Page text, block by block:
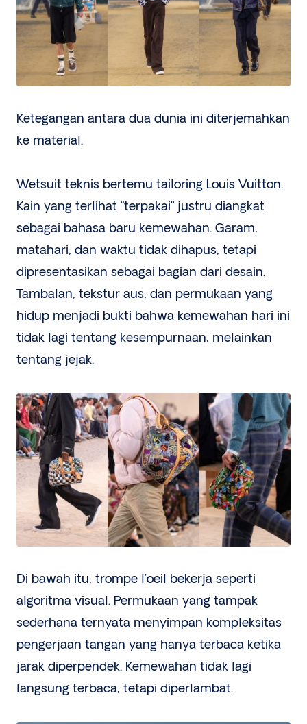
Ketegangan antara dua dunia ini diterjemahkan
ke material.
Wetsuit teknis bertemu tailoring Louis Vuitton.
Kain yang terlihat “terpakai” justru diangkat
sebagai bahasa baru kemewahan. Garam,
matahari, dan waktu tidak dihapus, tetapi
dipresentasikan sebagai bagian dari desain.
Tambalan, tekstur aus, dan permukaan yang
hidup menjadi bukti bahwa kemewahan hari ini
tidak lagi tentang kesempurnaan, melainkan
tentang jejak.
Di bawah itu, trompe l’oeil bekerja seperti
algoritma visual. Permukaan yang tampak
sederhana ternyata menyimpan kompleksitas
pengerjaan tangan yang hanya terbaca ketika
jarak diperpendek. Kemewahan tidak lagi
langsung terbaca, tetapi diperlambat.